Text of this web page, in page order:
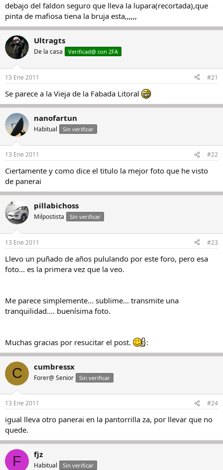
debajo del faldon seguro que lleva la lupara(recortada),que
pinta de mafiosa tiena la bruja esta,,,,,,
Ultragts
De la casa Verificad@ con 2FA
13 Ene 2011 #21
Se parece a la Vieja de la Fabada Litoral
nanofartun
Habitual Sin verificar
13 Ene 2011 #22
Ciertamente y como dice el titulo la mejor foto que he visto
de panerai
pillabichoss
Milpostista Sin verificar
13 Ene 2011 #23
Llevo un puñado de años pululando por este foro, pero esa
foto... es la primera vez que la veo.
Me parece simplemente... sublime... transmite una
tranquilidad.... buenísima foto.
Muchas gracias por resucitar el post. :
C cumbressx
Forer@ Senior Sin verificar
13 Ene 2011 #24
igual lleva otro panerai en la pantorrilla za, por llevar que no
quede.
F fjz
Habitual Sin verificar